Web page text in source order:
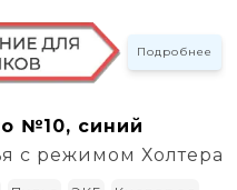
Подробнее
№10, синий
с режимом Холтера